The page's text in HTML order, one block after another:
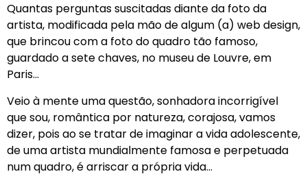
Quantas perguntas suscitadas diante da foto da
artista, modificada pela mão de algum (a) web design,
que brincou com a foto do quadro tão famoso,
guardado a sete chaves, no museu de Louvre, em
Paris…
Veio à mente uma questão, sonhadora incorrigível
que sou, romântica por natureza, corajosa, vamos
dizer, pois ao se tratar de imaginar a vida adolescente,
de uma artista mundialmente famosa e perpetuada
num quadro, é arriscar a própria vida…